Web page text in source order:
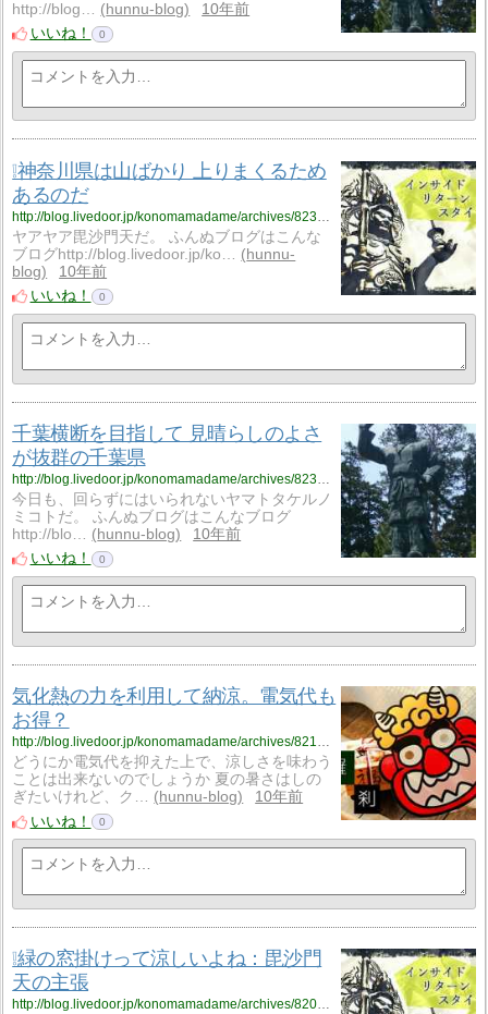
http://blog…
hunnu-blog
10年前
いいね！
0
❕神奈川県は山ばかり 上りまくるため
あるのだ
http://blog.livedoor.jp/konomamadame/archives/8239627.html
ヤアヤア毘沙門天だ。 ふんぬブログはこんな
ブログhttp://blog.livedoor.jp/ko…
hunnu-
blog
10年前
いいね！
0
千葉横断を目指して 見晴らしのよさ
が抜群の千葉県
http://blog.livedoor.jp/konomamadame/archives/8239390.html
今日も、回らずにはいられないヤマトタケルノ
ミコトだ。 ふんぬブログはこんなブログ
http://blo…
hunnu-blog
10年前
いいね！
0
気化熱の力を利用して納涼。電気代も
お得？
http://blog.livedoor.jp/konomamadame/archives/8214554.html
どうにか電気代を抑えた上で、涼しさを味わう
ことは出来ないのでしょうか 夏の暑さはしの
ぎたいけれど、ク…
hunnu-blog
10年前
いいね！
0
❕緑の窓掛けって涼しいよね：毘沙門
天の主張
http://blog.livedoor.jp/konomamadame/archives/8208588.html